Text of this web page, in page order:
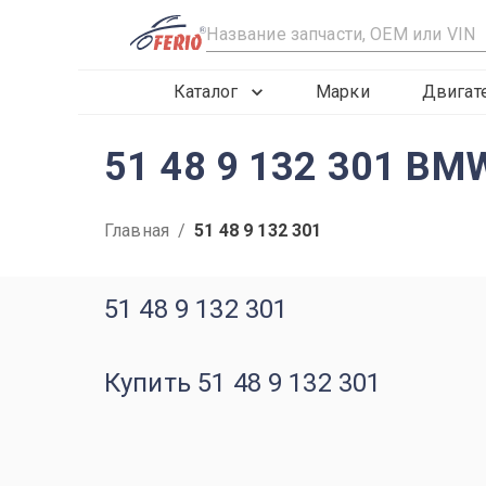
R
Каталог Марки
51 48 9 132 301
Главная / 51 48 9 132 301
51 48 9 132 301
Купить 51 48 9 132 301